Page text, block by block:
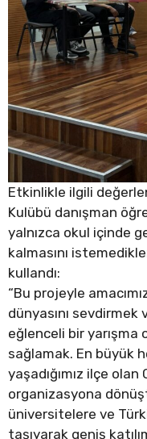
Etkinlikle ilgili
Kulübü danışman
yalnızca okul içinde
kalmasını
kullandı:
“Bu projeyle
dünyasını
eğlenceli bir
sağlamak. En büyük
yaşadığımız ilçe olan
organizasyona
üniversitelere ve
taşıyarak geniş